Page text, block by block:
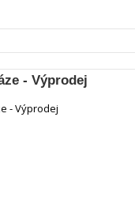
- Výprodej